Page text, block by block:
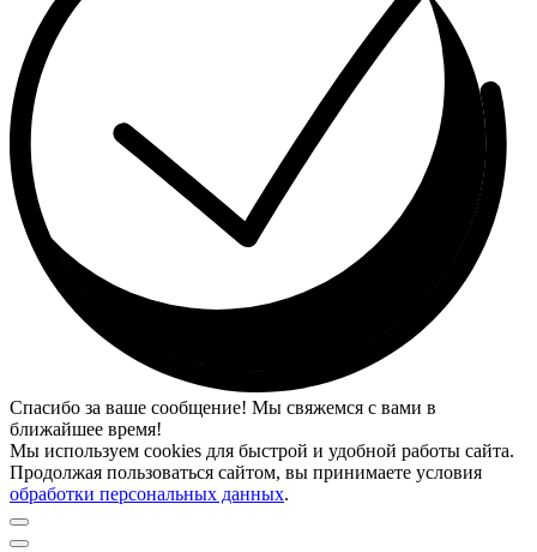
Спасибо за ваше сообщение! Мы свяжемся с вами в
ближайшее время!
Мы используем cookies для быстрой и удобной работы сайта.
Продолжая пользоваться сайтом, вы принимаете условия
обработки персональных данных.